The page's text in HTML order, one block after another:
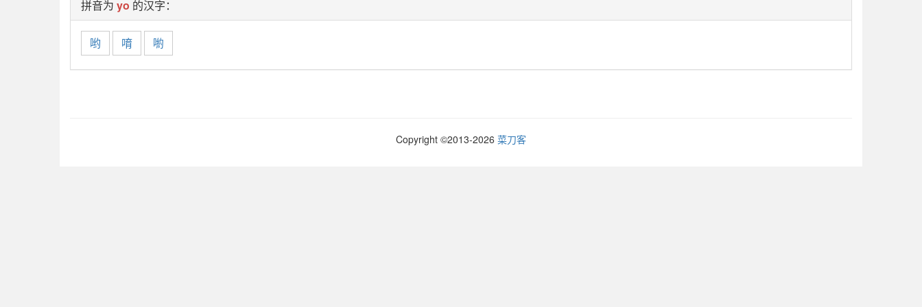
拼音为 yo 的汉字：
哟 唷 喲
Copyright ©2013-2026 菜刀客